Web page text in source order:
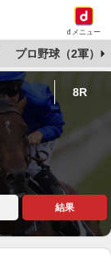
dメニュー
プロ野球（2軍）
8R
結果